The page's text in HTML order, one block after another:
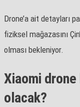
Drone’a ait detayları
fiziksel mağazasını
olması bekleniyor.
Xiaomi
olacak?